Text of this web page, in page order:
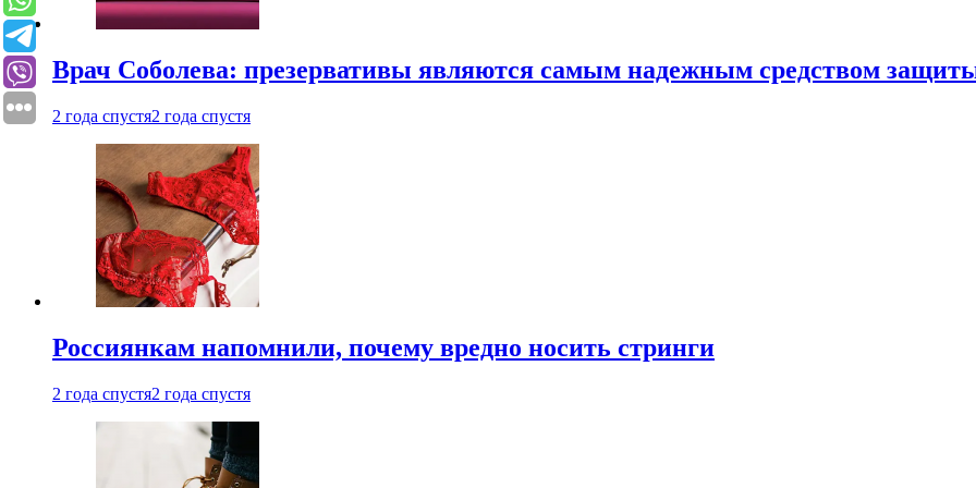
Врач Соболева: презервативы являются самым надежным средством
2 года спустя2 года спустя
Россиянкам напомнили, почему вредно носить стринги
2 года спустя2 года спустя